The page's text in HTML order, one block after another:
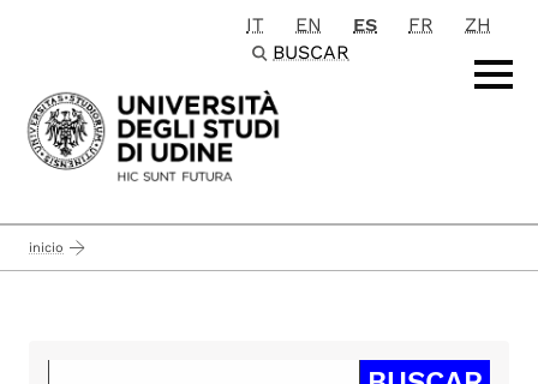
Passa al contenuto principale
IT EN ES FR
ZH
BUSCAR
inicio